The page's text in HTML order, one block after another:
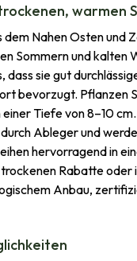
warmen
Nahen Osten und
Sommern und kalten
sie gut
bevorzugt. Pflanzen
Tiefe von 8–10
Ableger und
hervorragend in
Rabatte oder
Anbau,